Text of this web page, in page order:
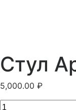
Стул
5,000.00 ₽